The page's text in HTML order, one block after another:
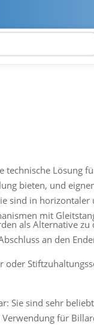
technische
bieten, und
sind in
mit
als Alternative
an den
oder
Sie sind sehr
für